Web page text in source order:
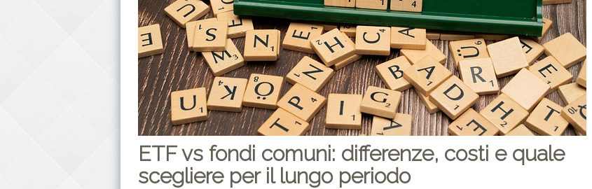
ETF vs fondi comuni: differenze, costi e quale
scegliere per il lungo periodo